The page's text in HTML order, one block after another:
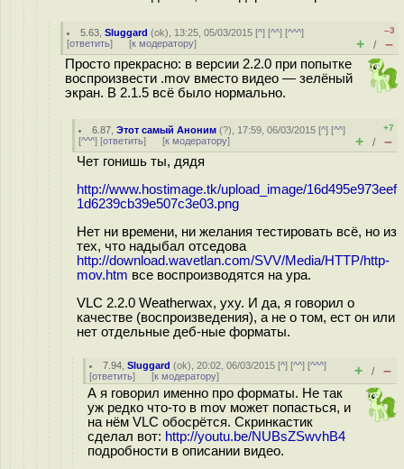
5.63 ,Sluggard (ok), 13:25, 05/03/2015 [^] [^^] [^^^]
[ответить] [к модератору]
–3
+ / –
Просто прекрасно: в версии 2.2.0 при попытке
воспроизвести .mov вместо видео — зелёный
экран. В 2.1.5 всё было нормально.
6.87 ,Этот самый Аноним (?), 17:59, 06/03/2015 [^] [^^]
[^^^] [ответить] [к модератору]
+7
+ / –
Чет гонишь ты, дядя
http://www.hostimage.tk/upload_image/16d495e973eef
1d6239cb39e507c3e03.png
Нет ни времени, ни желания тестировать всё, но из
тех, что надыбал отседова
http://download.wavetlan.com/SVV/Media/HTTP/http-
mov.htm все воспроизводятся на ура.
VLC 2.2.0 Weatherwax, уху. И да, я говорил о
качестве (воспроизведения), а не о том, ест он или
нет отдельные дeб-ные форматы.
7.94 ,Sluggard (ok), 20:02, 06/03/2015 [^] [^^] [^^^]
[ответить] [к модератору] + / –
А я говорил именно про форматы. Не так
уж редко что-то в mov может попасться, и
на нём VLC обосрётся. Скринкастик
сделал вот: http://youtu.be/NUBsZSwvhB4
подробности в описании видео.